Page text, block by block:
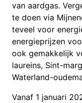
van aardgas.
te doen via
teveel voor
energieprijzen
ook gemakkelijk
laureins, Sint-
Waterland-
Vanaf 1 januari